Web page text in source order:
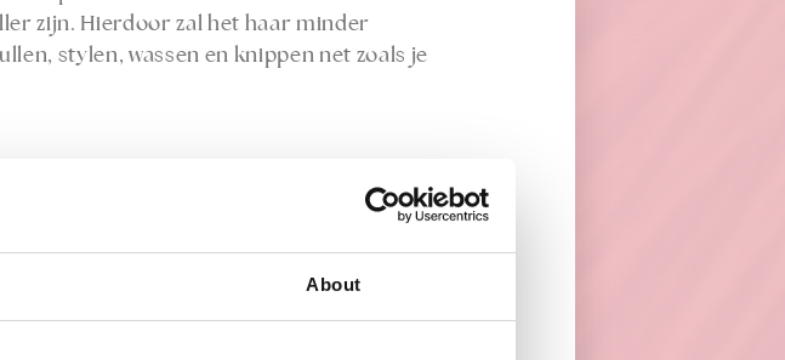
About
zijn. Hierdoor zal het haar minder
stylen, wassen en knippen net zoals je